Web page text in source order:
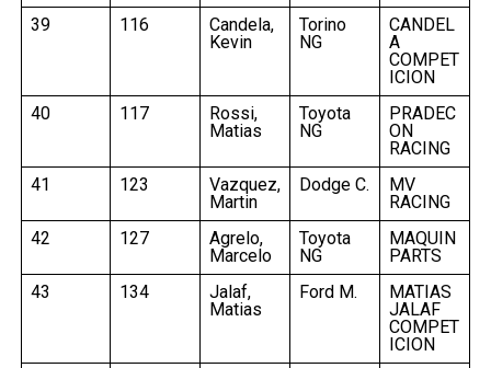
39
116
Candela,
Kevin
Torino
NG
CANDEL
A
COMPET
ICION
40
117
Rossi,
Matias
Toyota
NG
PRADEC
ON
RACING
41
123
Vazquez,
Martin
Dodge C.
MV
RACING
42
127
Agrelo,
Marcelo
Toyota
NG
MAQUIN
PARTS
43
134
Jalaf,
Matias
Ford M.
MATIAS
JALAF
COMPET
ICION